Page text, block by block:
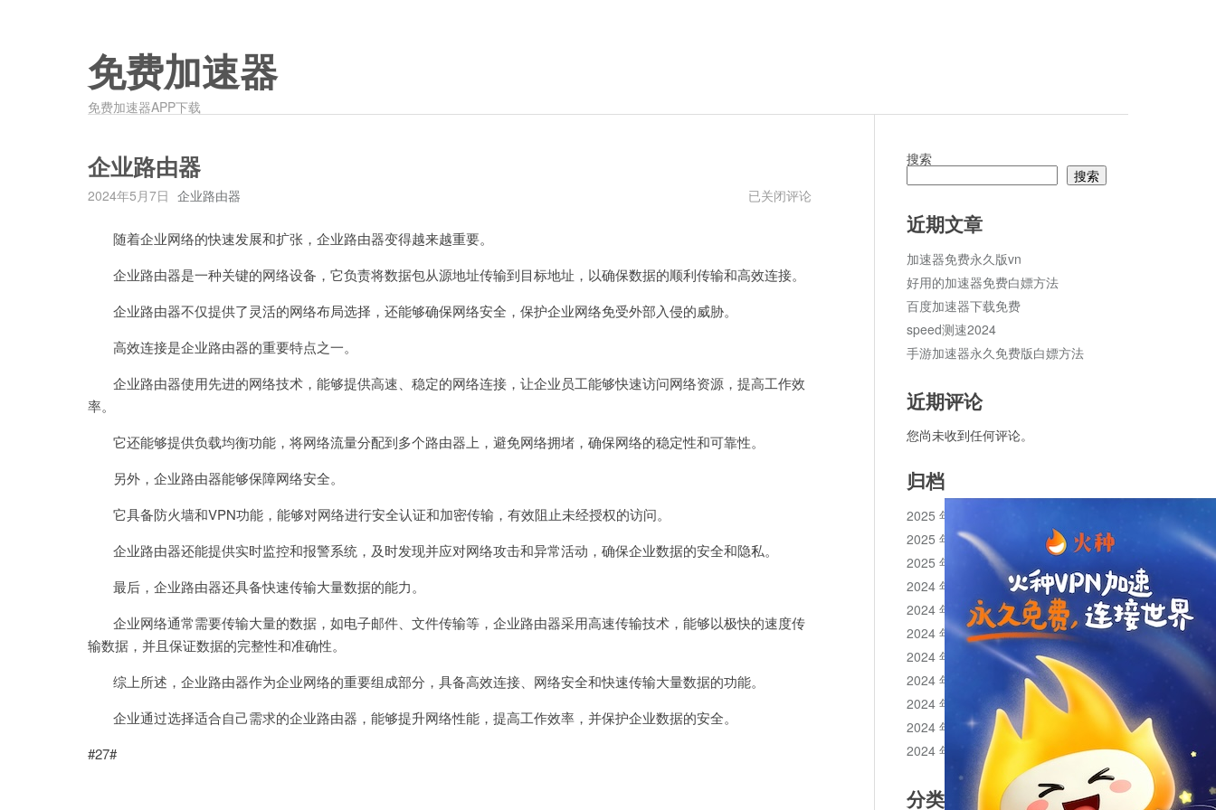
免费加速器
免费加速器APP下载
企业路由器
2024年5月7日 企业路由器
企
已关闭评论
随着企业网络的快速发展和扩张，企业路由器变得越来越重要。
企业路由器是一种关键的网络设备，它负责将数据包从源地址传输到目标地址，以确保数据的顺利传输和高效连接。
企业路由器不仅提供了灵活的网络布局选择，还能够确保网络安全，保护企业网络免受外部入侵的威胁。
高效连接是企业路由器的重要特点之一。
企业路由器使用先进的网络技术，能够提供高速、稳定的网络连接，让企业员工能够快速访问网络资源，提高工作效
率。
它还能够提供负载均衡功能，将网络流量分配到多个路由器上，避免网络拥堵，确保网络的稳定性和可靠性。
另外，企业路由器能够保障网络安全。
它具备防火墙和VPN功能，能够对网络进行安全认证和加密传输，有效阻止未经授权的访问。
企业路由器还能提供实时监控和报警系统，及时发现并应对网络攻击和异常活动，确保企业数据的安全和隐私。
最后，企业路由器还具备快速传输大量数据的能力。
企业网络通常需要传输大量的数据，如电子邮件、文件传输等，企业路由器采用高速传输技术，能够以极快的速度传
输数据，并且保证数据的完整性和准确性。
综上所述，企业路由器作为企业网络的重要组成部分，具备高效连接、网络安全和快速传输大量数据的功能。
企业通过选择适合自己需求的企业路由器，能够提升网络性能，提高工作效率，并保护企业数据的安全。
#27#
搜索
搜索
近期文章
加速器免费永久版vn
好用的加速器免费白嫖方法
百度加速器下载免费
speed测速2024
手游加速器永久免费版白嫖方法
近期评论
您尚未收到任何评论。
归档
2025 年 11 月
2025 年 10 月
2025 年 1 月
2024 年 12 月
2024 年 11 月
2024 年 10 月
2024 年 9 月
2024 年 8 月
2024 年 7 月
2024 年 6 月
2024 年 5 月
分类目录